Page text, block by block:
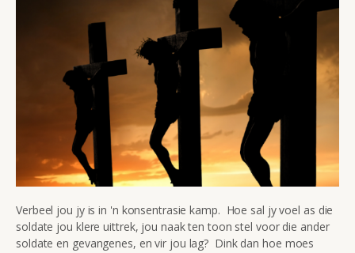
Verbeel jou jy is in 'n konsentrasie kamp. Hoe sal jy voel as die
soldate jou klere uittrek, jou naak ten toon stel voor die ander
soldate en gevangenes, en vir jou lag? Dink dan hoe moes